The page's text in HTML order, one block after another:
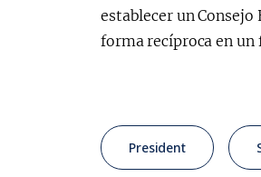
establecer un
forma recíproca en
President